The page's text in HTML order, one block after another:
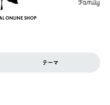
ONLINE SHOP
テーマ